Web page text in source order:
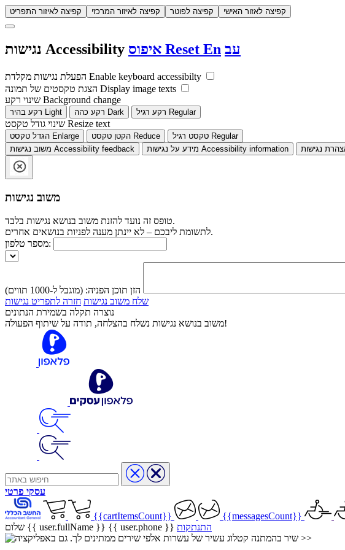
קפיצה לאיזור התפריט קפיצה לאיזור המרכזי קפיצה לפוטר קפיצה לאזור האישי
Accessibility Reset En עב
Enable keyboard accessibilty
Display image texts
Background change
Light Dark Regular
Resize text
Enlarge Reduce
Regular
Accessibility feedback Accessibility information
משוב נגישות
טופס זה נועד להזנת משוב בנושא נגישות בלבד.
לתשומת ליבכם – לא יינתן מענה לפניות בנושאים אחרים.
מספר טלפון:
הזן תוכן הפניה: (מוגבל ל-1000 תווים)
שלח משוב נגישות חזרה לתפריט נגישות
נוצרה תקלה בשמירת הנתונים
משוב בנושא נגישות נשלח בהצלחה, תודה על שיתוף הפעולה!
עסקי פרטי
{{cartItemsCount}} {{messagesCount}}
שלום {{ user.fullName }} {{ user.phone }} התנתקות